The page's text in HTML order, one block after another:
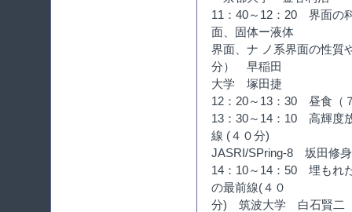
11：40～12：20 界面の
面、固体ー液体
界面、ナ ノ系界面の性質
分） 早稲田
大学 塚田捷
12：20～13：30 昼食（
13：30～14：10 高輝度
線 (４０分)
JASRI/SPring-8 坂田修身
14：10～14：50 埋もれ
の最前線(４０
分) 筑波大学 白石賢二